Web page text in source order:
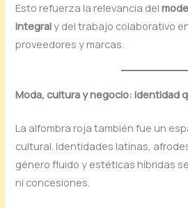
Esto refuerza la relevancia del
integraly del trabajo colaborativo
proveedores y marcas.
Moda, cultura y negocio: identidad
La alfombra roja también fue un
cultural. Identidades latinas,
género fluido y estéticas híbridas
ni concesiones.